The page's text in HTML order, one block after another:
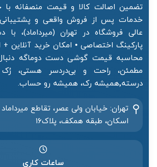
تضمین اصالت کالا و قیمت منصفانه
خدمات پس از فروش واقعی و
عالی فروشگاه در تهران (میرداماد)،
پارکینگ اختصاصی • امکان خرید آنلاین +
محاسبه قیمت گوشی دست دوماگه
مطمئن، راحت و بی‌دردسر هستی، رُک
درسته٬همیشه رک، همیشه رو حساب.
تهران: خیابان ولی عصر، تقاطع
اسکان، طبقه همکف، پلاک۱۶
ساعات کاری